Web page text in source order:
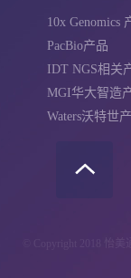
10x Genomics
PacBio产品
IDT NGS相关
MGI华大智造
Waters沃特世